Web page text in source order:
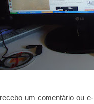
um comentário ou